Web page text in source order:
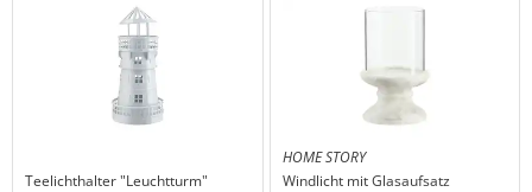
Teelichthalter "Leuchtturm"
HOME STORY
Windlicht mit Glasaufsatz